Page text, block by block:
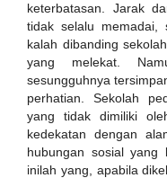
keterbatasan. Jarak
tidak selalu memadai,
kalah dibanding
yang melekat.
sesungguhnya
perhatian. Sekolah
yang tidak dimiliki
kedekatan dengan
hubungan sosial yang
inilah yang, apabila